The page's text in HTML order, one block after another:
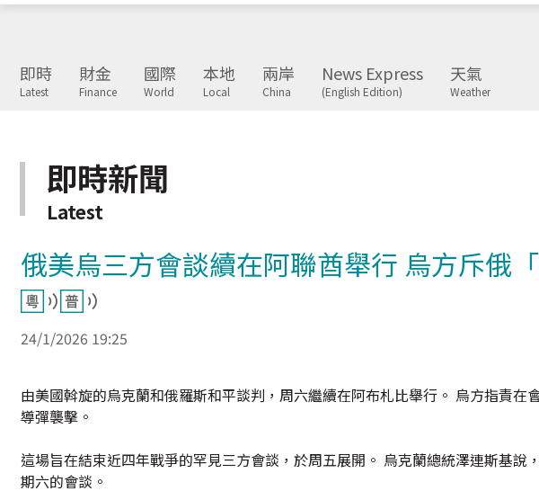
即時
Latest
財金
Finance
國際
World
本地
Local
兩岸
China
News Express
(English Edition)
天氣
Weather
即時新聞
Latest
俄美烏三方會談續在阿聯酋舉行 烏方斥俄
24/1/2026 19:25
由美國斡旋的烏克蘭和俄羅斯和平談判，周六繼續在阿布札比舉行。 烏方指責
導彈襲擊。
這場旨在結束近四年戰爭的罕見三方會談，於周五展開。 烏克蘭總統澤連斯基
期六的會談。